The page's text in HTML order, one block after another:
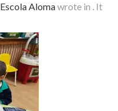
Escola Alomawrote in . It